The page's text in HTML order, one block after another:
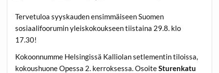
Tervetuloa syyskauden ensimmäiseen Suomen
sosiaalifoorumin yleiskokoukseen tiistaina 29.8. klo
17.30!
Kokoonnumme Helsingissä Kalliolan setlementin tiloissa,
kokoushuone Opessa 2. kerroksessa. OsoiteSturenkatu